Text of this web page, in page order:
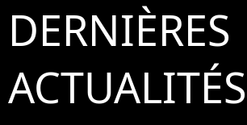
DERNIÈRES
ACTUALITÉS